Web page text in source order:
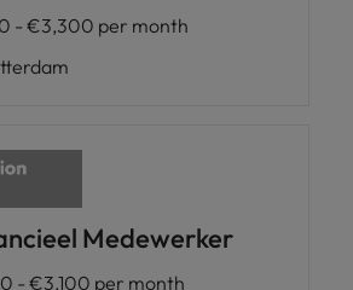
- €3,300 per month
Medewerker
- €3,100 per month